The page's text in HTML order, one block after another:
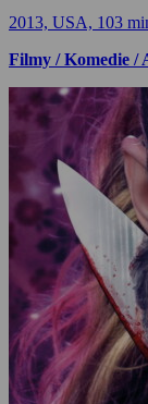
2013, USA, 103
Filmy / Komedie /